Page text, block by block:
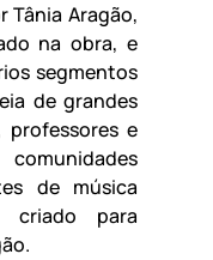
Tânia Aragão,
na obra, e
segmentos
de grandes
professores e
de música
criado para